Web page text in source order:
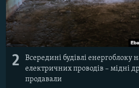
2
Всередині будівлі енергоблоку
електричних проводів – мідні
продавали